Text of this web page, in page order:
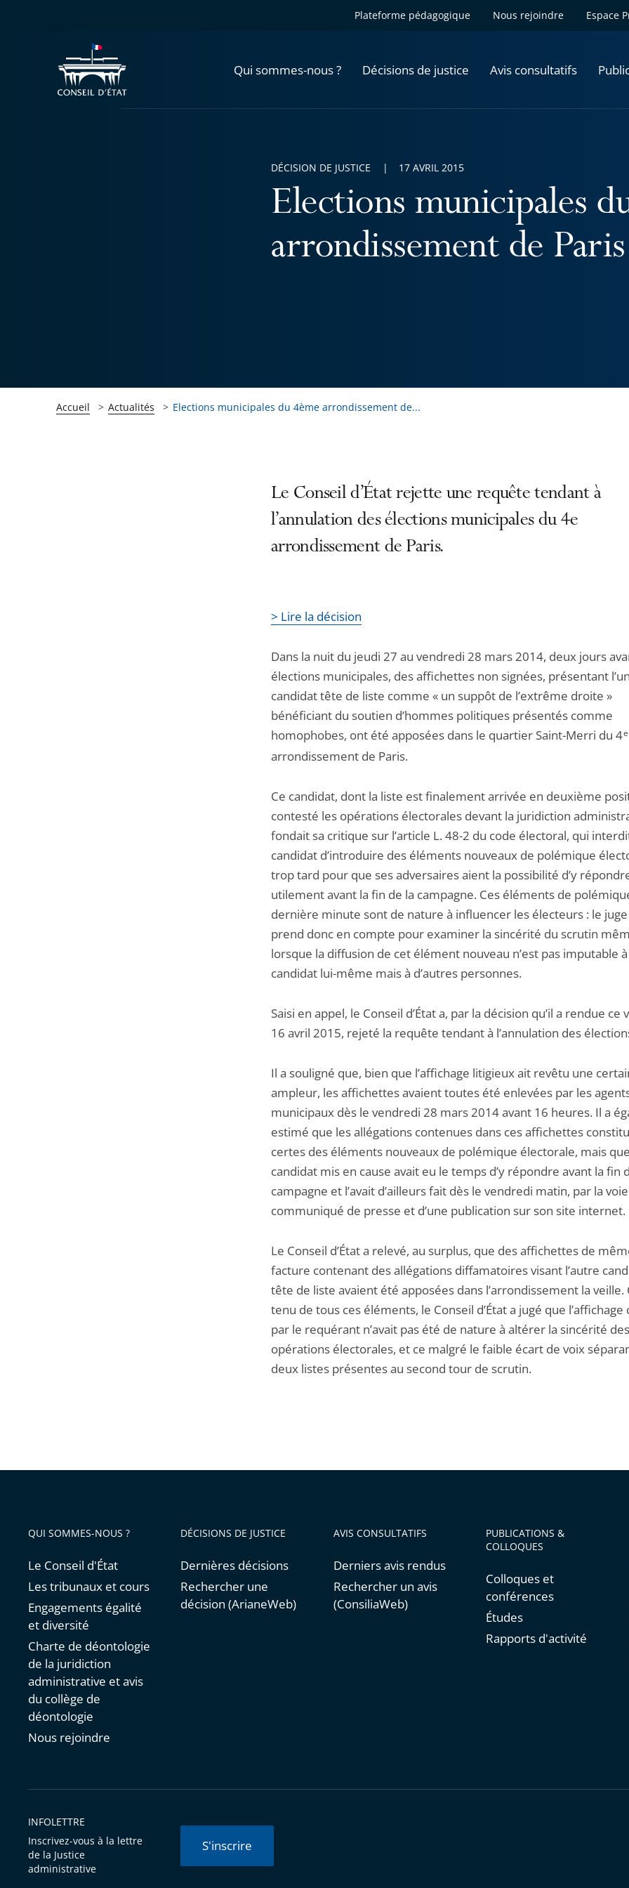
Plateforme pédagogique Nous rejoindre Espace
Qui sommes-nous ? Décisions de justice Avis consultatifs
Elections municipales
arrondissement de Paris
DÉCISION DE JUSTICE 17 AVRIL 2015
Accueil Actualités Elections municipales du 4ème arrondissement de...
Le Conseil d’État rejette une requête tendant à
l’annulation des élections municipales du 4e
arrondissement de Paris.
> Lire la décision
Dans la nuit du jeudi 27 au vendredi 28 mars 2014, deux jours
élections municipales, des affichettes non signées, présentant
candidat tête de liste comme « un suppôt de l’extrême droite »
bénéficiant du soutien d’hommes politiques présentés comme
homophobes, ont été apposées dans le quartier Saint-Merri du 4e
arrondissement de Paris.
Ce candidat, dont la liste est finalement arrivée en deuxième
contesté les opérations électorales devant la juridiction
fondait sa critique sur l’article L. 48-2 du code électoral, qui
candidat d’introduire des éléments nouveaux de polémique
trop tard pour que ses adversaires aient la possibilité d’y
utilement avant la fin de la campagne. Ces éléments de
dernière minute sont de nature à influencer les électeurs : le
prend donc en compte pour examiner la sincérité du scrutin
lorsque la diffusion de cet élément nouveau n’est pas imputable
candidat lui-même mais à d’autres personnes.
Saisi en appel, le Conseil d’État a, par la décision qu’il a rendue ce
16 avril 2015, rejeté la requête tendant à l’annulation des
Il a souligné que, bien que l’affichage litigieux ait revêtu une
ampleur, les affichettes avaient toutes été enlevées par les
municipaux dès le vendredi 28 mars 2014 avant 16 heures. Il a
estimé que les allégations contenues dans ces affichettes
certes des éléments nouveaux de polémique électorale, mais
candidat mis en cause avait eu le temps d’y répondre avant la fin
campagne et l’avait d’ailleurs fait dès le vendredi matin, par la voie
communiqué de presse et d’une publication sur son site internet.
Le Conseil d’État a relevé, au surplus, que des affichettes de
facture contenant des allégations diffamatoires visant l’autre
tête de liste avaient été apposées dans l’arrondissement la veille.
tenu de tous ces éléments, le Conseil d’État a jugé que l’affichage
par le requérant n’avait pas été de nature à altérer la sincérité des
opérations électorales, et ce malgré le faible écart de voix
deux listes présentes au second tour de scrutin.
QUI SOMMES-NOUS ?
Le Conseil d'État
Les tribunaux et cours
Engagements égalité
et diversité
Charte de déontologie
de la juridiction
administrative et avis
du collège de
déontologie
Nous rejoindre
DÉCISIONS DE JUSTICE
Dernières décisions
Rechercher une
décision (ArianeWeb)
AVIS CONSULTATIFS
Derniers avis rendus
Rechercher un avis
(ConsiliaWeb)
PUBLICATIONS &
COLLOQUES
Colloques et
conférences
Études
Rapports d'activité
INFOLETTRE
Inscrivez-vous à la lettre
de la Justice
administrative
S'inscrire